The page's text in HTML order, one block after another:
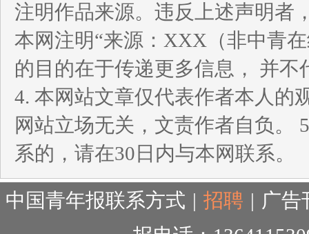
注明作品来源。违反上述声明者
本网注明“来源：XXX（非中青
的目的在于传递更多信息， 并
4. 本网站文章仅代表作者本人的
网站立场无关，文责作者自负。
系的，请在30日内与本网联系。
中国青年报联系方式 | 招聘 | 广告